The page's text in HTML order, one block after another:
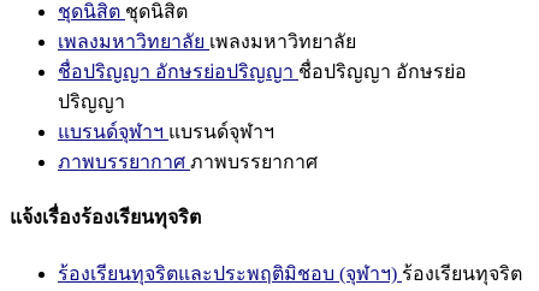
ชุดนิสิต ชุดนิสิต
เพลงมหาวิทยาลัย เพลงมหาวิทยาลัย
ชื่อปริญญา อักษรย่อปริญญา ชื่อปริญญา อักษรย่อ
ปริญญา
แบรนด์จุฬาฯ แบรนด์จุฬาฯ
ภาพบรรยากาศ ภาพบรรยากาศ
แจ้งเรื่องร้องเรียนทุจริต
ร้องเรียนทุจริตและประพฤติมิชอบ (จุฬาฯ) ร้องเรียนทุจริต